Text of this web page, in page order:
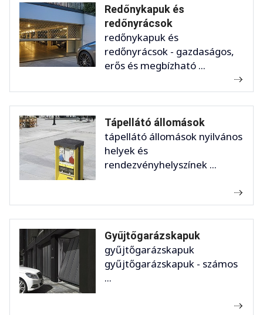
Redőnykapuk és
redőnyrácsok
redőnykapuk és
redőnyrácsok - gazdaságos,
erős és megbízható ...
Tápellátó állomások
tápellátó állomások nyilvános
helyek és
rendezvényhelyszínek ...
Gyűjtőgarázskapuk
gyűjtőgarázskapuk
gyűjtőgarázskapuk - számos
...